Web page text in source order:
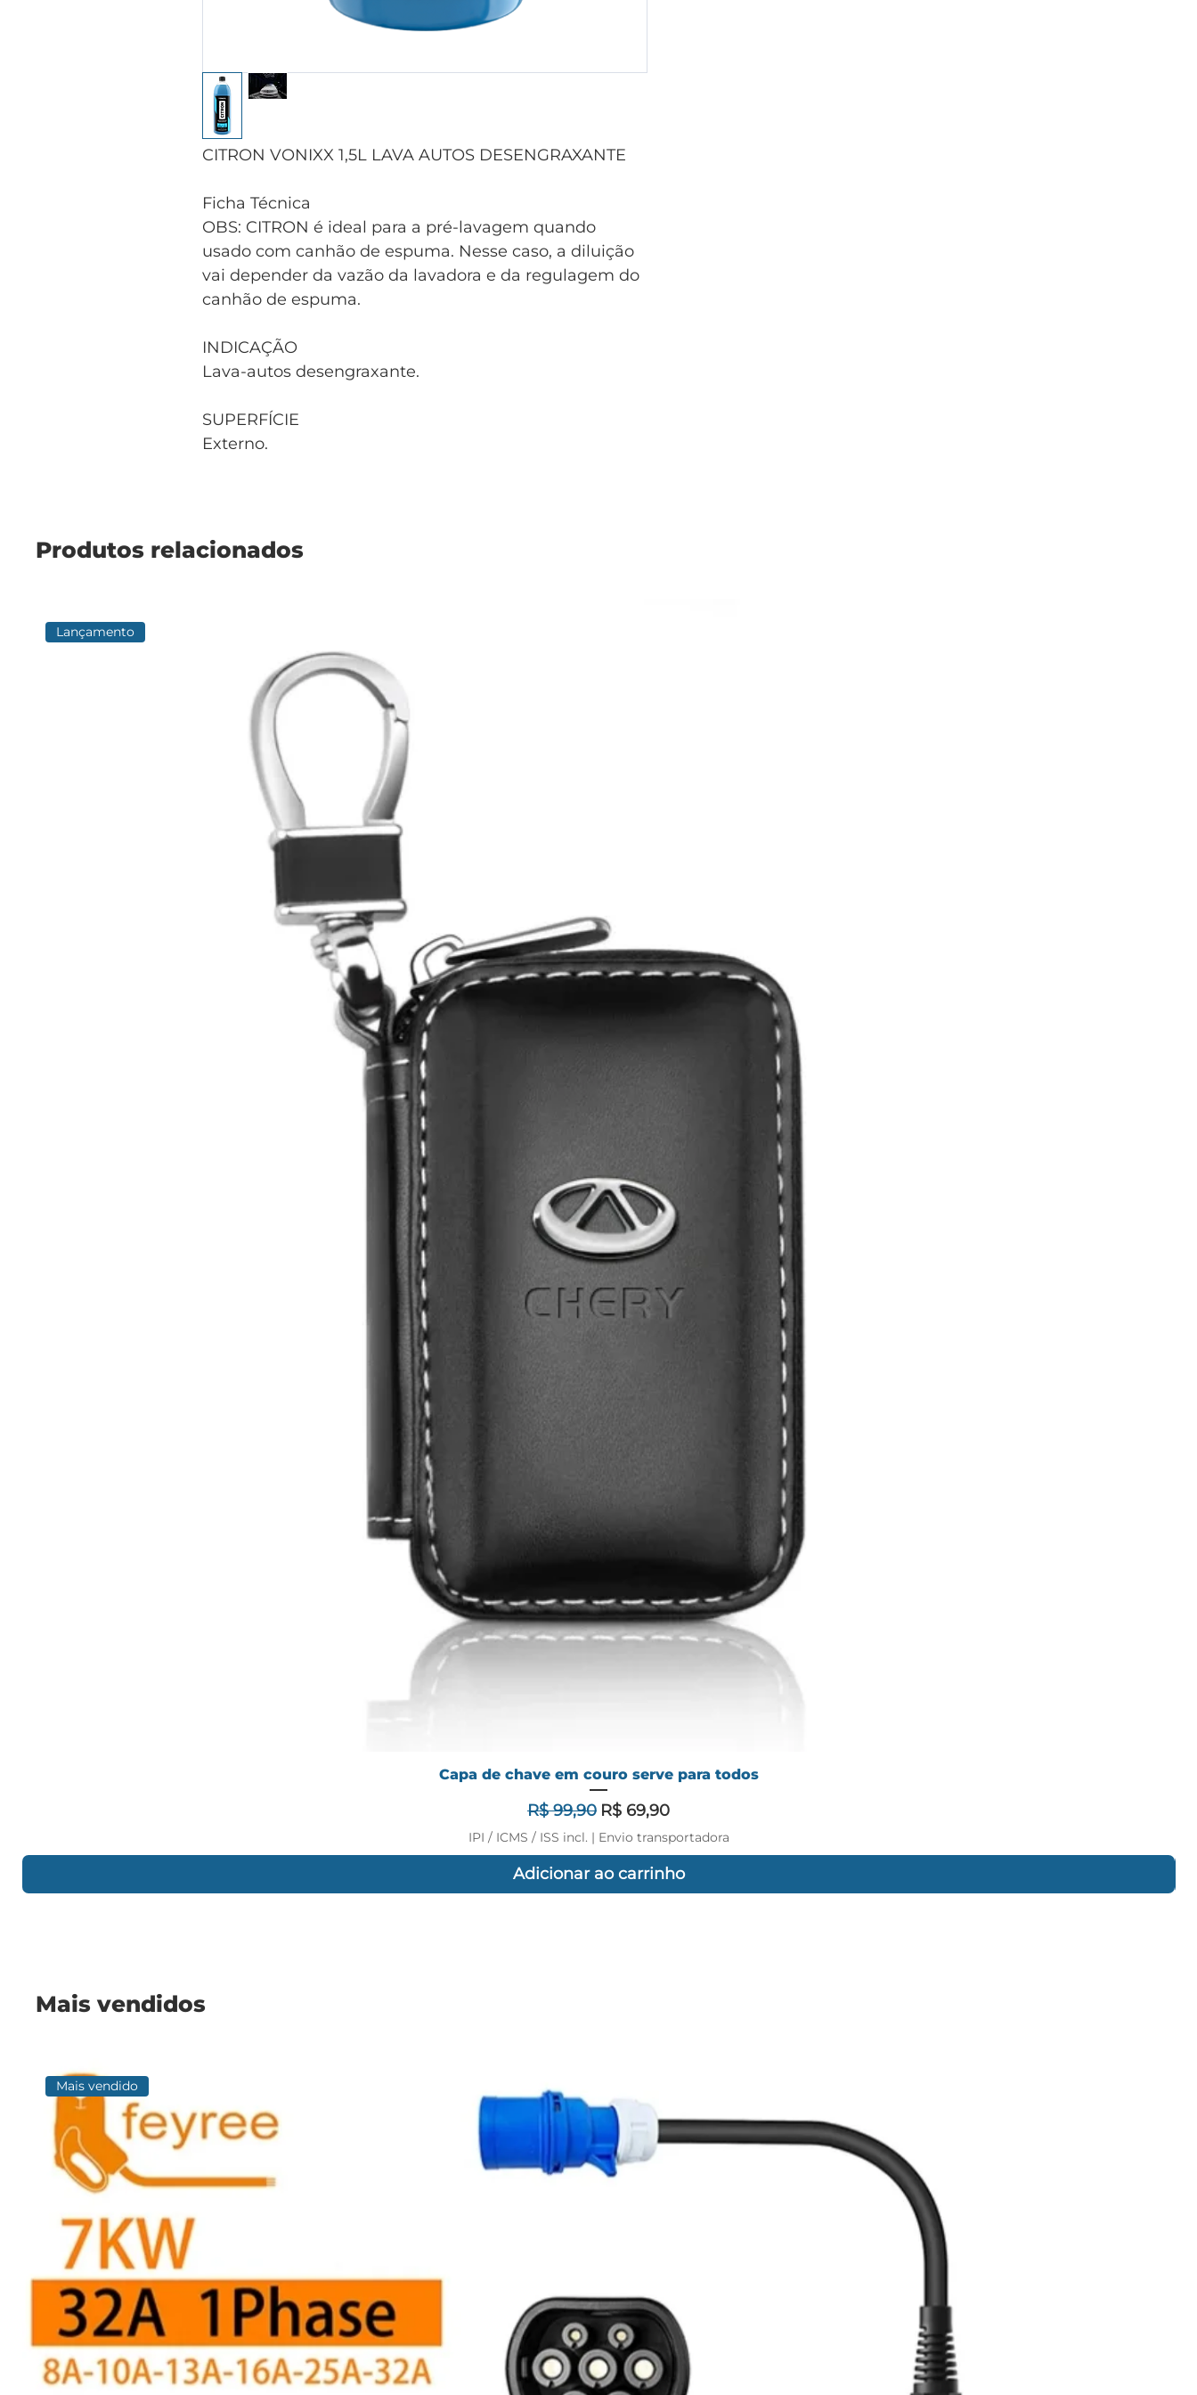
CITRON VONIXX 1,5L LAVA AUTOS DESENGRAXANTE
Ficha Técnica
OBS: CITRON é ideal para a pré-lavagem quando
usado com canhão de espuma. Nesse caso, a diluição
vai depender da vazão da lavadora e da regulagem do
canhão de espuma.
INDICAÇÃO
Lava-autos desengraxante.
SUPERFÍCIE
Externo.
Produtos relacionados
Lançamento
Capa de chave em couro serve para todos
Preço normal
R$ 99,90 Preço promocional
R$ 69,90
IPI / ICMS / ISS incl. | Envio transportadora
Adicionar ao carrinho
Mais vendidos
Mais vendido